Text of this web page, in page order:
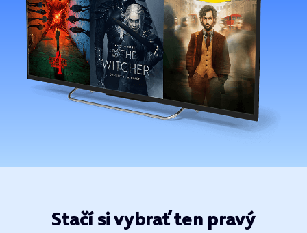
Stačí si vybrať ten pravý